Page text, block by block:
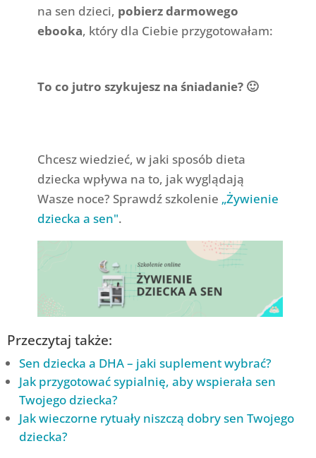
na sen dzieci, pobierz darmowego
ebooka, który dla Ciebie przygotowałam:
To co jutro szykujesz na śniadanie? 🙂
Chcesz wiedzieć, w jaki sposób dieta
dziecka wpływa na to, jak wyglądają
Wasze noce? Sprawdź szkolenie „Żywienie
dziecka a sen".
Przeczytaj także:
Sen dziecka a DHA – jaki suplement wybrać?
Jak przygotować sypialnię, aby wspierała sen
Twojego dziecka?
Jak wieczorne rytuały niszczą dobry sen Twojego
dziecka?